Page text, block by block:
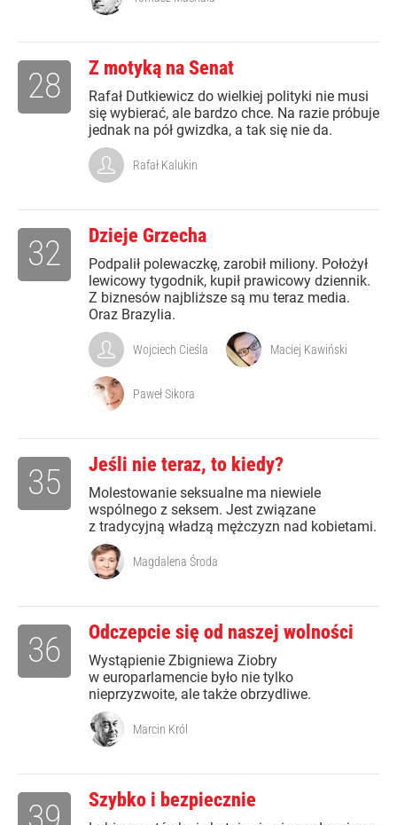
Z motyką na Senat
Rafał Dutkiewicz do wielkiej polityki nie musi
się wybierać, ale bardzo chce. Na razie próbuje
jednak na pół gwizdka, a tak się nie da.
28
Rafał Kalukin
Dzieje Grzecha
Podpalił polewaczkę, zarobił miliony. Położył
lewicowy tygodnik, kupił prawicowy dziennik.
Z biznesów najbliższe są mu teraz media.
Oraz Brazylia.
32
Wojciech Cieśla Maciej Kawiński
Paweł Sikora
Jeśli nie teraz, to kiedy?
Molestowanie seksualne ma niewiele
wspólnego z seksem. Jest związane
z tradycyjną władzą mężczyzn nad kobietami.
35
Magdalena Środa
Odczepcie się od naszej wolności
Wystąpienie Zbigniewa Ziobry
w europarlamencie było nie tylko
nieprzyzwoite, ale także obrzydliwe.
36
Marcin Król
Szybko i bezpiecznie